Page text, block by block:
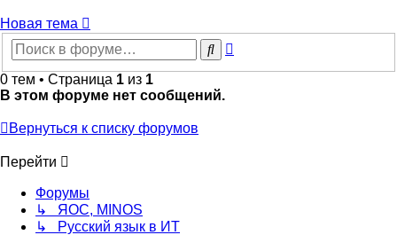
Новая тема
Поиск
0 тем • Страница 1 из 1
В этом форуме нет сообщений.
Вернуться к списку форумов
Перейти
Форумы
↳ ЯОС, MINOS
↳ Русский язык в ИТ